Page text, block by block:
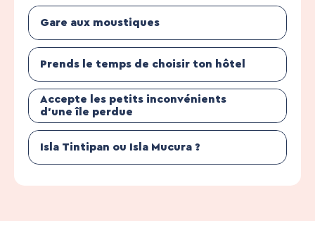
Gare aux moustiques
Prends le temps de choisir ton hôtel
Accepte les petits inconvénients
d’une île perdue
Isla Tintipan ou Isla Mucura ?